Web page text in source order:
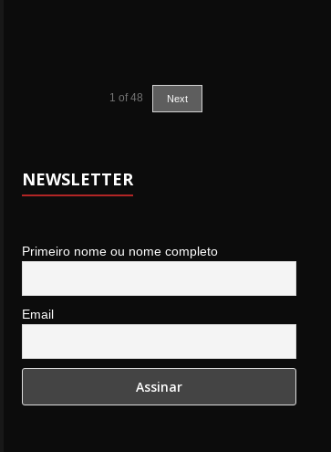
1 of 48 Next
NEWSLETTER
Primeiro nome ou nome completo
Email